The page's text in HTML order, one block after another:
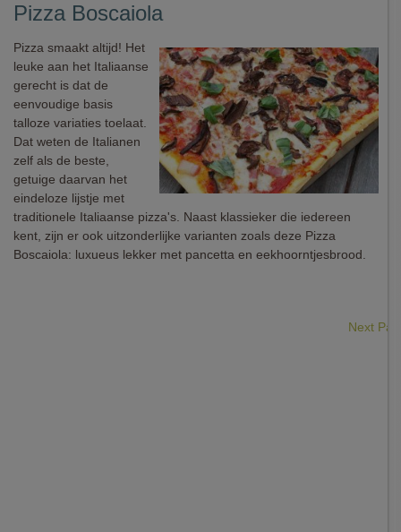
Pizza Boscaiola
Pizza smaakt altijd! Het
leuke aan het Italiaanse
gerecht is dat de
eenvoudige basis
talloze variaties toelaat.
Dat weten de Italianen
zelf als de beste,
getuige daarvan het
eindeloze lijstje met
traditionele Italiaanse pizza's. Naast klassieker die iedereen
kent, zijn er ook uitzonderlijke varianten zoals deze Pizza
Boscaiola: luxueus lekker met pancetta en eekhoorntjesbrood.
Next